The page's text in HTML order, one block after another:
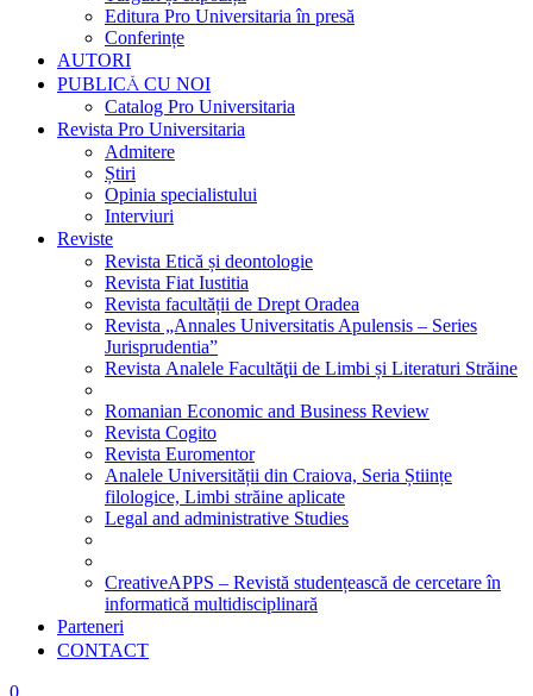
Editura Pro Universitaria în presă
Conferințe
AUTORI
PUBLICĂ CU NOI
Catalog Pro Universitaria
Revista Pro Universitaria
Admitere
Știri
Opinia specialistului
Interviuri
Reviste
Revista Etică și deontologie
Revista Fiat Iustitia
Revista facultății de Drept Oradea
Revista „Annales Universitatis Apulensis – Series
Jurisprudentia”
Revista Analele Facultăţii de Limbi și Literaturi Străine
Romanian Economic and Business Review
Revista Cogito
Revista Euromentor
Analele Universității din Craiova, Seria Științe
filologice, Limbi străine aplicate
Legal and administrative Studies
CreativeAPPS – Revistă studențească de cercetare în
informatică multidisciplinară
Parteneri
CONTACT
0